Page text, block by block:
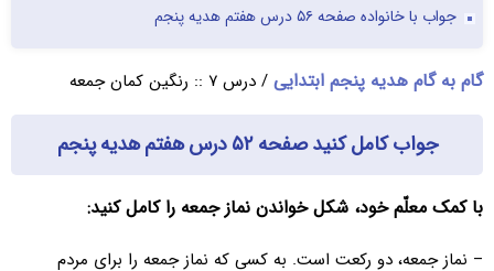
جواب با خانواده صفحه ۵۶ درس هفتم هدیه پنجم
گام به گام هدیه پنجم ابتدایی / درس ۷ :: رنگین کمان جمعه
جواب کامل کنید صفحه ۵۲ درس هفتم هدیه پنجم
با کمک معلّم خود، شکل خواندن نماز جمعه را کامل کنید:
– نماز جمعه، دو رکعت است. به کسی که نماز جمعه را برای مردم